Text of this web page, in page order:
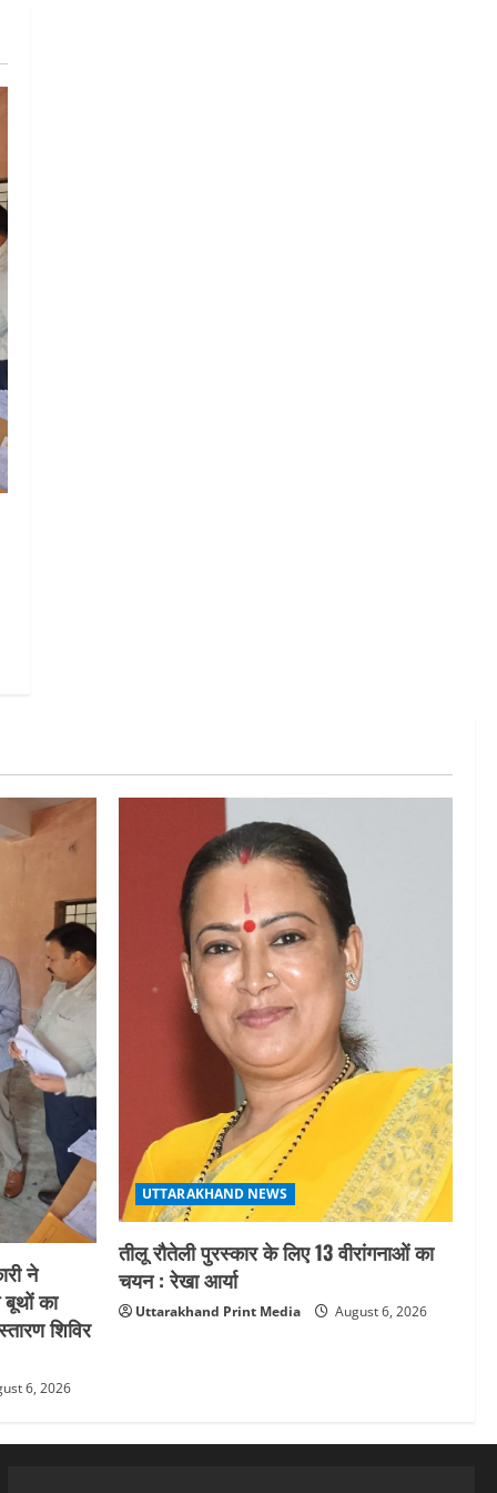
ने
का
शिविर
6, 2026
UTTARAKHAND NEWS
तीलू रौतेली पुरस्कार के लिए 13 वीरांगनाओं का
चयन : रेखा आर्या
Uttarakhand Print Media August 6, 2026